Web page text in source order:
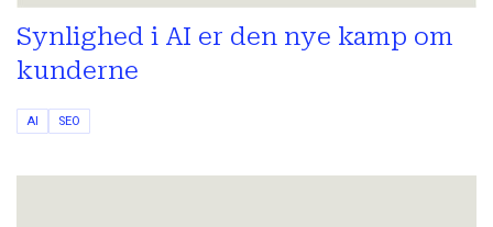
Synlighed i AI er den nye kamp om
kunderne
AI SEO